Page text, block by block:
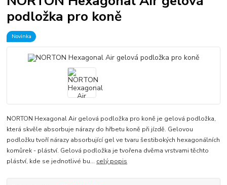
podložka pro koně
Novinka
NORTON Hexagonal Air gelová podložka pro koně je gelová podložka,
která skvěle absorbuje nárazy do hřbetu koně při jízdě. Gelovou
podložku tvoří nárazy absorbující gel ve tvaru šestibokých hexagonálních
komůrek - pláství. Gelová podložka je tvořena dvěma vrstvami těchto
pláství, kde se jednotlivé bu... celý popis